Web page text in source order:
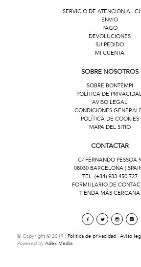
SERVICIO DE ATENCION AL
ENVIO
PAGO
DEVOLUCIONES
SU PEDIDO
MI CUENTA
SOBRE NOSOTROS
SOBRE BONTEMPI
POLÍTICA DE
AVISO LEGAL
CONDICIONES
POLÍTICA DE COOKIES
MAPA DEL SITIO
CONTACTAR
C/ FERNANDO PESSOA 9
08030 BARCELONA (
TEL. (+34) 933 450 727
FORMULARIO DE
TIENDA MÁS CERCANA
Facebook
Twitter
© Copyright © 2019 | Política de privacidad Aviso
Powered by Adex Media